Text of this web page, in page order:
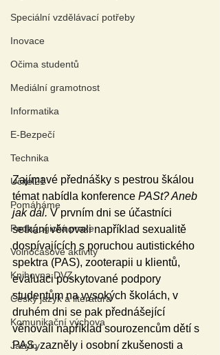
Speciální vzdělávací potřeby
Inovace
Očima studentů
Mediální gramotnost
Informatika
E-Bezpečí
Technika
Učitel21
Pomáháme
Pedagogická praxe
Volnočasové aktivity
Knihovna DVZ
Český jazyk a literatura
Komunikační výchova
Jazyky
Zajímavé přednášky s pestrou škálou
témat nabídla konference PASt? Aneb
jak dál. V prvním dni se účastníci
setkání věnovali například sexualitě
dospívajících s poruchou autistického
spektra (PAS), zooterapii u klientů,
evaluaci poskytované podpory
studentům na vysokých školách, v
druhém dni se pak přednášející
věnovali například sourozencům dětí s
PAS, zazněly i osobní zkušenosti a